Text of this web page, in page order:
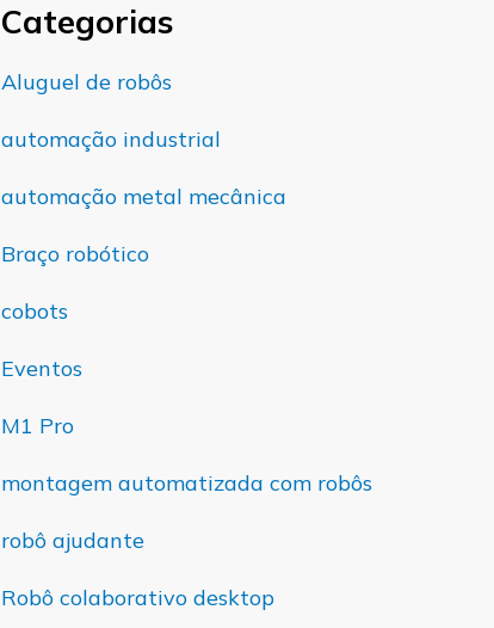
Categorias
Aluguel de robôs
automação industrial
automação metal mecânica
Braço robótico
cobots
Eventos
M1 Pro
montagem automatizada com robôs
robô ajudante
Robô colaborativo desktop